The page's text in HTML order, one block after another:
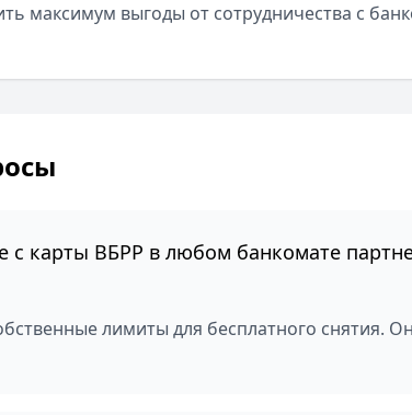
максимум выгоды от сотрудничества с
карты ВБРР в любом банкомате
лимиты для бесплатного снятия.